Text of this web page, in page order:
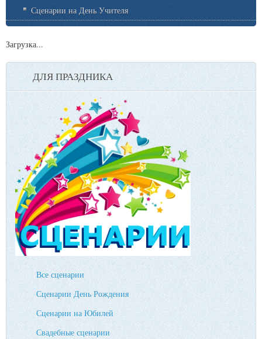
Сценарии на День Учителя
Загрузка...
ДЛЯ ПРАЗДНИКА
Все сценарии
Сценарии День Рождения
Сценарии на Юбилей
Свадебные сценарии